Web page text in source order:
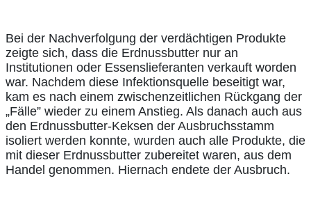
Bei der Nachverfolgung der verdächtigen Produkte
zeigte sich, dass die Erdnussbutter nur an
Institutionen oder Essenslieferanten verkauft worden
war. Nachdem diese Infektionsquelle beseitigt war,
kam es nach einem zwischenzeitlichen Rückgang der
„Fälle” wieder zu einem Anstieg. Als danach auch aus
den Erdnussbutter-Keksen der Ausbruchsstamm
isoliert werden konnte, wurden auch alle Produkte, die
mit dieser Erdnussbutter zubereitet waren, aus dem
Handel genommen. Hiernach endete der Ausbruch.